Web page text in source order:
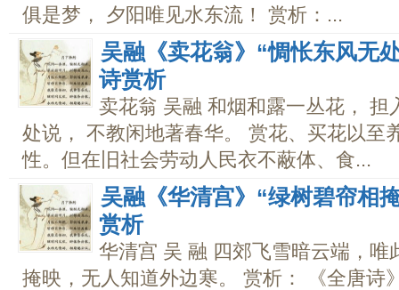
俱是梦， 夕阳唯见水东流！ 赏析：...
吴融《卖花翁》“惆怅东风无
诗赏析
卖花翁 吴融 和烟和露一丛花， 担
处说， 不教闲地著春华。 赏花、买花以至
性。但在旧社会劳动人民衣不蔽体、食...
吴融《华清宫》“绿树碧帘相
赏析
华清宫 吴 融 四郊飞雪暗云端，唯
掩映，无人知道外边寒。 赏析： 《全唐诗